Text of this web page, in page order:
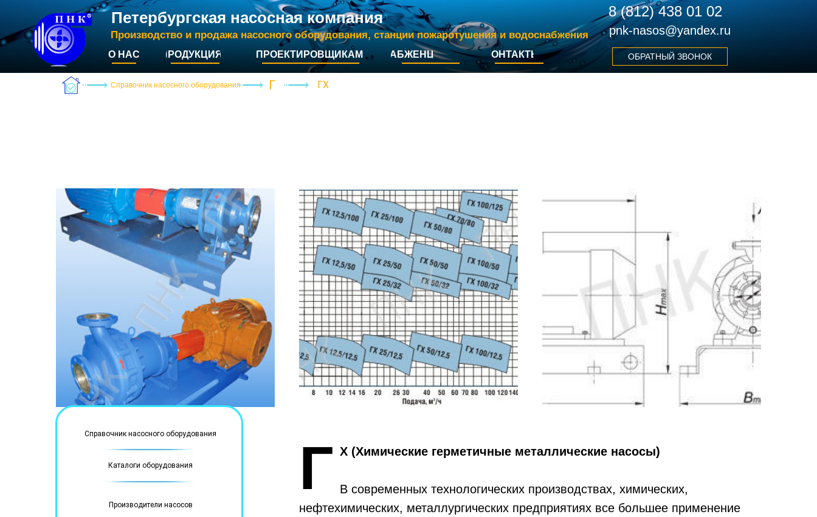
Петербургская насосная компания
ПРОДУКЦИЯ
О НАС ПРОЕКТИРОВЩИКАМ СНАБЖЕНЦАМ КОНТАКТЫ
8 (812) 438 01 02
ОБРАТНЫЙ ЗВОНОК
Производство и продажа насосного оборудования, станции пожаротушения и водоснабжения pnk-nasos@yandex.ru
Справочник насосного оборудования Г ГХ
Справочник насосного оборудования
Каталоги оборудования
Производители насосов
Г Х (Химические герметичные металлические насосы)
В современных технологических производствах, химических,
нефтехимических, металлургических предприятиях все большее применение